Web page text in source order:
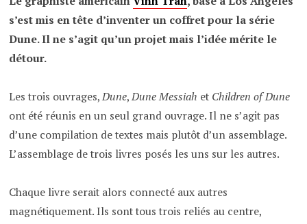
s’est mis en tête d’inventer un coffret pour la série
Dune. Il ne s’agit qu’un projet mais l’idée mérite le
détour.
Les trois ouvrages,Dune,Dune Messiah et Children of Dune
ont été réunis en un seul grand ouvrage. Il ne s’agit pas
d’une compilation de textes mais plutôt d’un assemblage.
L’assemblage de trois livres posés les uns sur les autres.
Chaque livre serait alors connecté aux autres
magnétiquement. Ils sont tous trois reliés au centre,